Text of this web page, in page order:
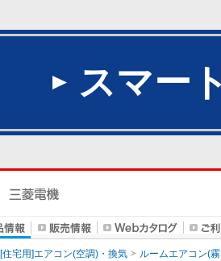
スマー
[住宅用]エアコン(空調)・換気 ルームエアコン(